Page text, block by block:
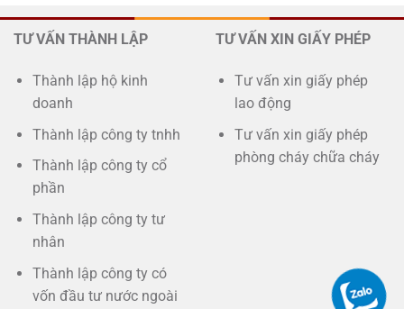
TƯ VẤN THÀNH LẬP
Thành lập hộ kinh
doanh
Thành lập công ty tnhh
Thành lập công ty cổ
phần
Thành lập công ty tư
nhân
Thành lập công ty có
vốn đầu tư nước ngoài
TƯ VẤN XIN GIẤY PHÉP
Tư vấn xin giấy phép
lao động
Tư vấn xin giấy phép
phòng cháy chữa cháy